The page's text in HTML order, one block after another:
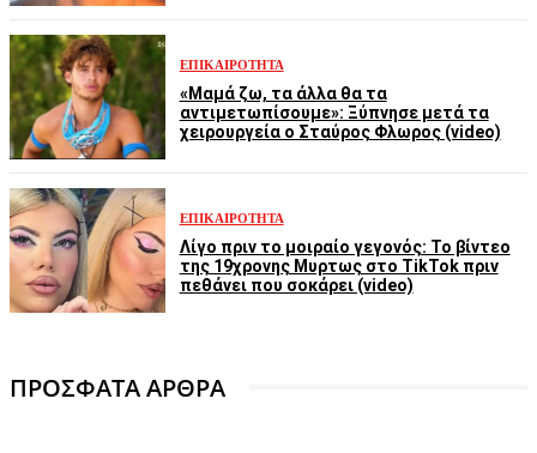
ΕΠΙΚΑΙΡΌΤΗΤΑ
«Μαμά ζω, τα άλλα θα τα
αντιμετωπίσουμε»: Ξύπνησε μετά τα
χειρουργεία ο Σταύρος Φλωρος (video)
ΕΠΙΚΑΙΡΌΤΗΤΑ
Λίγο πριν το μοιραίο γεγονός: Το βίντεο
της 19χρονης Μυρτως στο TikTok πριν
πεθάνει που σοκάρει (video)
ΠΡΟΣΦΑΤΑ ΑΡΘΡΑ